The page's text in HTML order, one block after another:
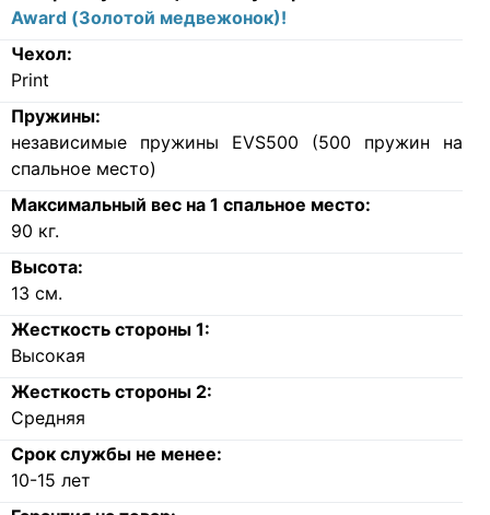
размеры- чехол НЕ съемный
Товар получил национальную премию
Award (Золотой медвежонок)!
Чехол:
Print
независимые пружины EVS500 (500 пружин на
спальное место)
Максимальный вес на 1 спальное место:
90 кг.
Высота:
13 см.
Жесткость стороны 1:
Высокая
Жесткость стороны 2:
Средняя